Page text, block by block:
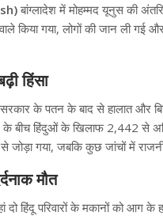
बांग्लादेश में मोहम्मद यूनुस की
किया गया, लोगों की जान ली गई
हिंसा
के पतन के बाद से हालात और
हिंदुओं के खिलाफ 2,442 से अधिक
से जोड़ा गया, जबकि कुछ जांचों में
मौत
दो हिंदू परिवारों के मकानों को आग के